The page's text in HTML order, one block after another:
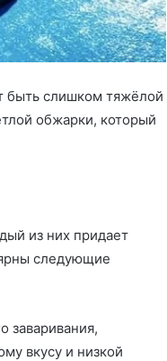
быть слишком тяжёлой
обжарки, который
из них придает
следующие
заваривания,
вкусу и низкой